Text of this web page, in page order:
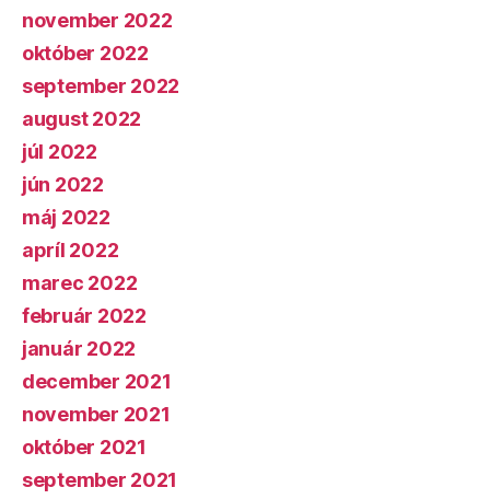
november 2022
október 2022
september 2022
august 2022
júl 2022
jún 2022
máj 2022
apríl 2022
marec 2022
február 2022
január 2022
december 2021
november 2021
október 2021
september 2021